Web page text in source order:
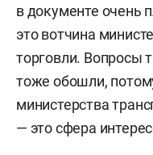
России. Широко
способный
сложные
в документе очень
это вотчина
торговли. Вопросы
тоже обошли,
министерства
— это сфера